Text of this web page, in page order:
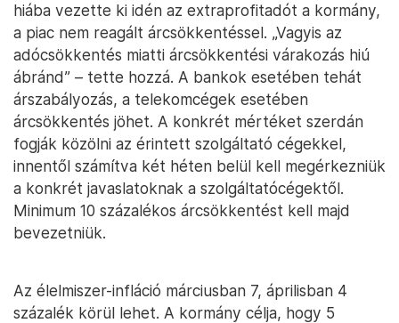
hiába vezette ki idén az extraprofitadót a kormány,
a piac nem reagált árcsökkentéssel. „Vagyis az
adócsökkentés miatti árcsökkentési várakozás hiú
ábránd” – tette hozzá. A bankok esetében tehát
árszabályozás, a telekomcégek esetében
árcsökkentés jöhet. A konkrét mértéket szerdán
fogják közölni az érintett szolgáltató cégekkel,
innentől számítva két héten belül kell megérkezniük
a konkrét javaslatoknak a szolgáltatócégektől.
Minimum 10 százalékos árcsökkentést kell majd
bevezetniük.
Az élelmiszer-infláció márciusban 7, áprilisban 4
százalék körül lehet. A kormány célja, hogy 5